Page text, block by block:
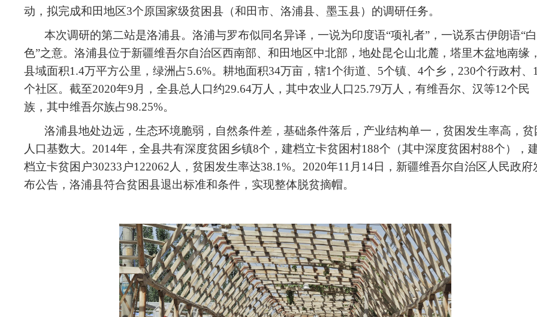
动，拟完成和田地区3个原国家级贫困县（和田市、洛浦县、墨玉县）的调研任务。
本次调研的第二站是洛浦县。洛浦与罗布似同名异译，一说为印度语“项礼者”，一说系古伊朗语“白
色”之意。洛浦县位于新疆维吾尔自治区西南部、和田地区中北部，地处昆仑山北麓，塔里木盆地南缘，
县域面积1.4万平方公里，绿洲占5.6%。耕地面积34万亩，辖1个街道、5个镇、4个乡，230个行政村、
个社区。截至2020年9月，全县总人口约29.64万人，其中农业人口25.79万人，有维吾尔、汉等12个民
族，其中维吾尔族占98.25%。
洛浦县地处边远，生态环境脆弱，自然条件差，基础条件落后，产业结构单一，贫困发生率高，贫
人口基数大。2014年，全县共有深度贫困乡镇8个，建档立卡贫困村188个（其中深度贫困村88个），
档立卡贫困户30233户122062人，贫困发生率达38.1%。2020年11月14日，新疆维吾尔自治区人民政府
布公告，洛浦县符合贫困县退出标准和条件，实现整体脱贫摘帽。